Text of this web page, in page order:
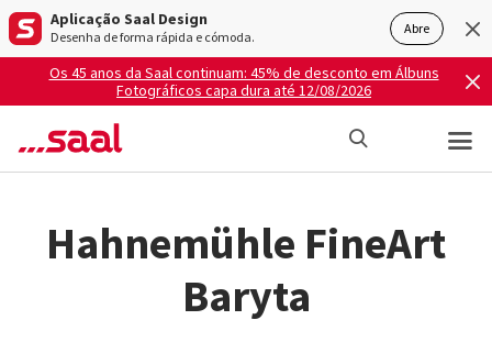
Aplicação Saal Design
Desenha de forma rápida e cómoda. Abre
Os 45 anos da Saal continuam: 45% de desconto em Álbuns
Fotográficos capa dura até 12/08/2026
Hahnemühle FineArt
Baryta